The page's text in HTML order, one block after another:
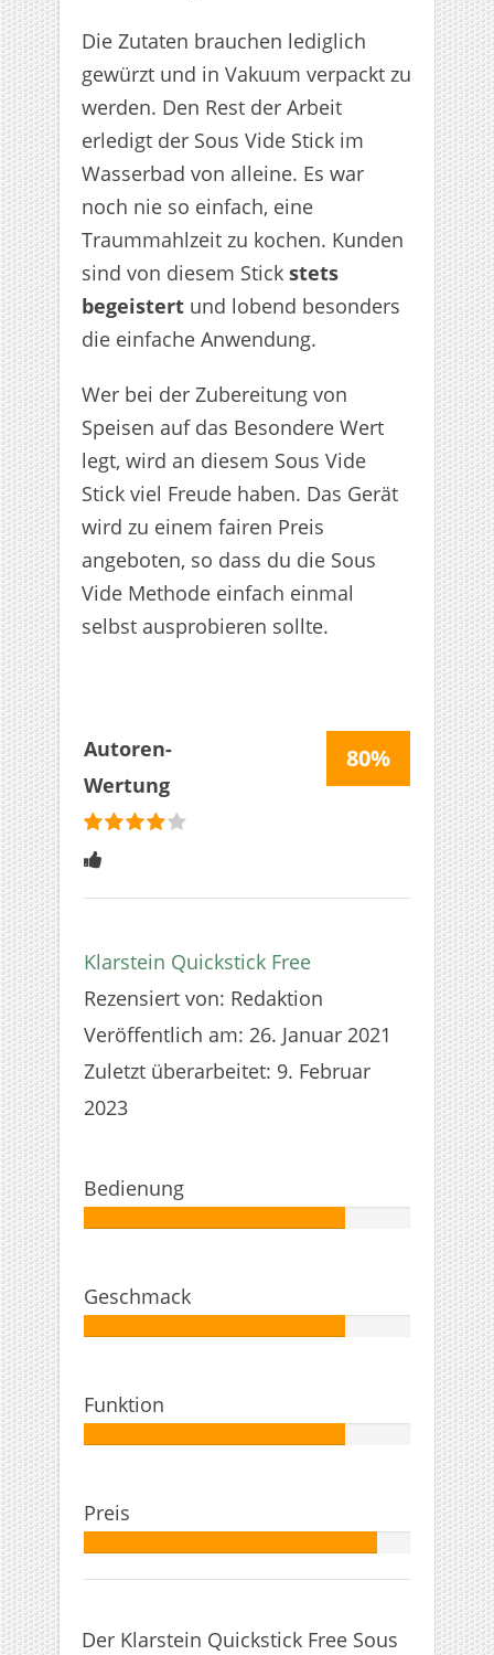
Die Zutaten brauchen lediglich
gewürzt und in Vakuum verpackt zu
werden. Den Rest der Arbeit
erledigt der Sous Vide Stick im
Wasserbad von alleine. Es war
noch nie so einfach, eine
Traummahlzeit zu kochen. Kunden
sind von diesem Stick stets
begeistert und lobend besonders
die einfache Anwendung.
Wer bei der Zubereitung von
Speisen auf das Besondere Wert
legt, wird an diesem Sous Vide
Stick viel Freude haben. Das Gerät
wird zu einem fairen Preis
angeboten, so dass du die Sous
Vide Methode einfach einmal
selbst ausprobieren sollte.
Autoren-
Wertung
bewertet
4
Sterne
80%
Klarstein Quickstick Free
Rezensiert von: Redaktion
Veröffentlich am: 26. Januar 2021
Zuletzt überarbeitet: 9. Februar
2023
Bedienung
Geschmack
Funktion
Preis
Der Klarstein Quickstick Free Sous